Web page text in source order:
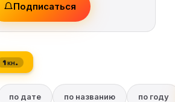
Подписаться
1 кн.
по дате по названию по году